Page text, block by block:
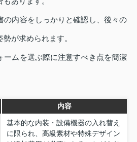
の内容をしっかりと確認し、後々の
が求められます。
ームを選ぶ際に注意すべき点を簡潔
内容
基本的な内装・設備機器の入れ替え
に限られ、高級素材や特殊デザイン